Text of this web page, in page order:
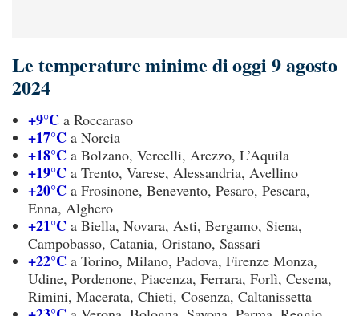
Le temperature minime di oggi 9 agosto
2024
+9°C a Roccaraso
+17°C a Norcia
+18°C a Bolzano, Vercelli, Arezzo, L’Aquila
+19°C a Trento, Varese, Alessandria, Avellino
+20°C a Frosinone, Benevento, Pesaro, Pescara,
Enna, Alghero
+21°C a Biella, Novara, Asti, Bergamo, Siena,
Campobasso, Catania, Oristano, Sassari
+22°C a Torino, Milano, Padova, Firenze Monza,
Udine, Pordenone, Piacenza, Ferrara, Forlì, Cesena,
Rimini, Macerata, Chieti, Cosenza, Caltanissetta